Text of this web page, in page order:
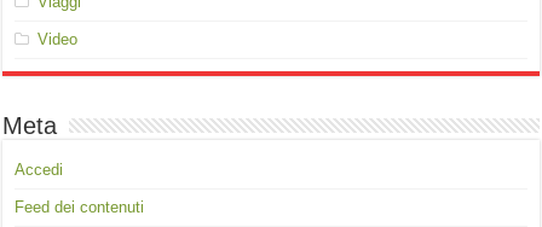
Video
Meta
Accedi
Feed dei contenuti